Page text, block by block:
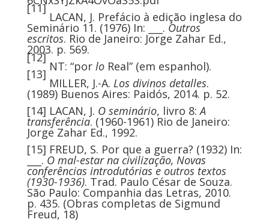
[11]
LACAN, J. Prefácio à edição inglesa do
Seminário 11. (1976) In: ___. Outros
escritos. Rio de Janeiro: Jorge Zahar Ed.,
2003. p. 569.
[12]
NT: “por loReal” (em espanhol).
[13]
MILLER, J.-A. Los divinos detalles.
(1989) Buenos Aires: Paidós, 2014. p. 52.
[14] LACAN, J. O seminário, livro 8:A
transferência. (1960-1961) Rio de Janeiro:
Jorge Zahar Ed., 1992.
[15] FREUD, S. Por que a guerra? (1932) In:
___.O mal-estar na civilização, Novas
conferências introdutórias e outros textos
(1930-1936). Trad. Paulo César de Souza.
São Paulo: Companhia das Letras, 2010.
p. 435. (Obras completas de Sigmund
Freud, 18)